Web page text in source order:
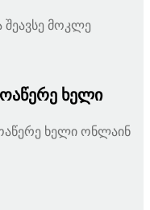
შეავსე მოკლე
ხელი
ხელი ონლაინ